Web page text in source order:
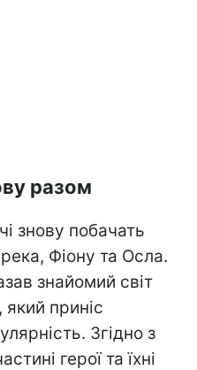
разом
знову побачать
Фіону та Осла.
знайомий світ
приніс
Згідно з
герої та їхні